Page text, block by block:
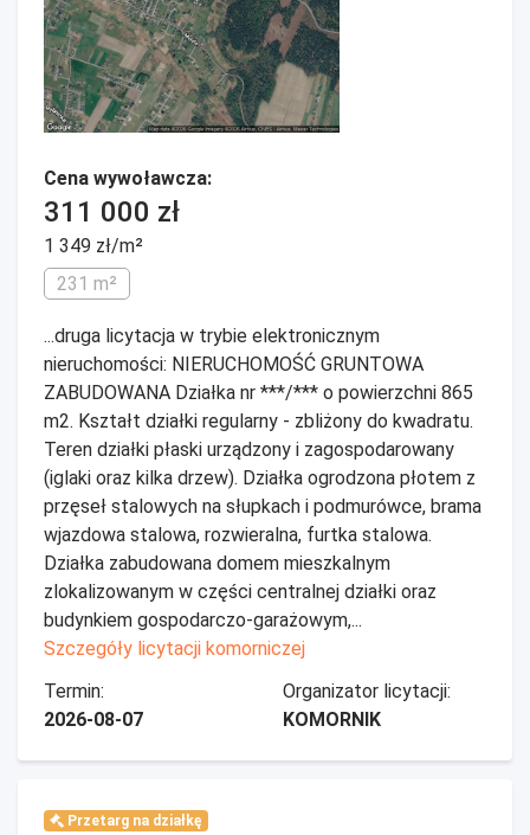
Cena wywoławcza:
311 000 zł
1 349 zł/m²
231 m²
...druga licytacja w trybie elektronicznym
nieruchomości: NIERUCHOMOŚĆ GRUNTOWA
ZABUDOWANA Działka nr ***/*** o powierzchni 865
m2. Kształt działki regularny - zbliżony do kwadratu.
Teren działki płaski urządzony i zagospodarowany
(iglaki oraz kilka drzew). Działka ogrodzona płotem z
przęseł stalowych na słupkach i podmurówce, brama
wjazdowa stalowa, rozwieralna, furtka stalowa.
Działka zabudowana domem mieszkalnym
zlokalizowanym w części centralnej działki oraz
budynkiem gospodarczo-garażowym,...
Szczegóły licytacji komorniczej
Termin:
2026-08-07
Organizator licytacji:
KOMORNIK
Przetarg na działkę